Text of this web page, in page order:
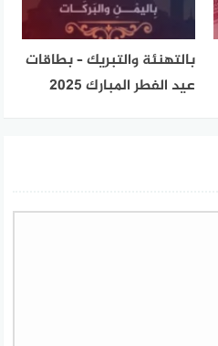
بالتهنئة والتبريك – بطاقات
عيد الفطر المبارك 2025